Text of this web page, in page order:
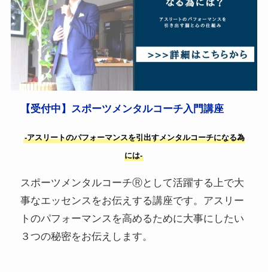
【受付中】スポーツメンタルコーチ入門講座
-アスリートのパフォーマンスを引出すメンタルコーチになる為
には-
スポーツメンタルコーチⓇとして活躍する上で大
事なエッセンスをお伝えする講座です。アスリー
トのパフォーマンスを高めるために大事にしたい
３つの秘密をお伝えします。